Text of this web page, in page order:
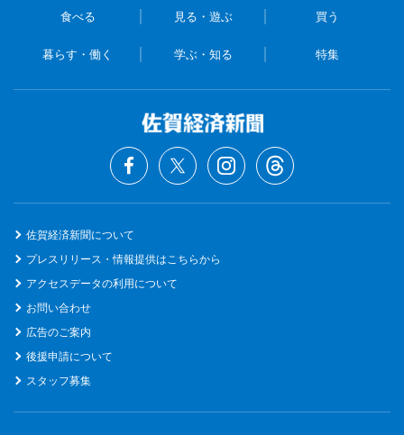
食べる 見る・遊ぶ 買う
暮らす・働く 学ぶ・知る 特集
佐賀経済新聞について
プレスリリース・情報提供はこちらから
アクセスデータの利用について
お問い合わせ
広告のご案内
後援申請について
スタッフ募集